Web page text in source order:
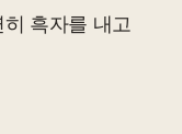
흑자를 내고